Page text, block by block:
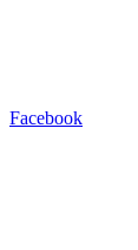
Facebook